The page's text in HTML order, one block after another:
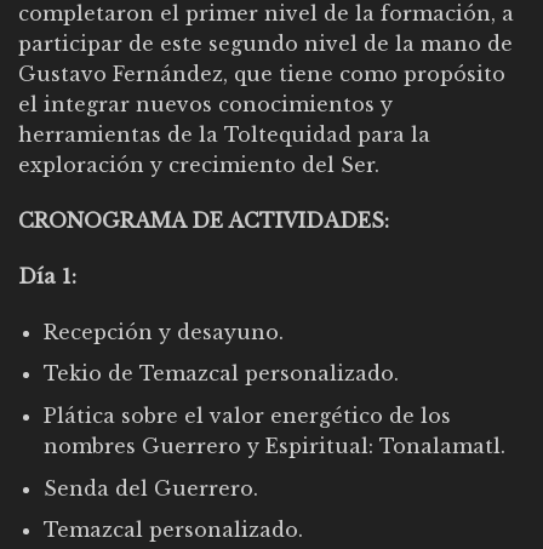
completaron el primer nivel de la formación, a
participar de este segundo nivel de la mano de
Gustavo Fernández, que tiene como propósito
el integrar nuevos conocimientos y
herramientas de la Toltequidad para la
exploración y crecimiento del Ser.
CRONOGRAMA DE ACTIVIDADES:
Día 1:
Recepción y desayuno.
Tekio de Temazcal personalizado.
Plática sobre el valor energético de los
nombres Guerrero y Espiritual: Tonalamatl.
Senda del Guerrero.
Temazcal personalizado.